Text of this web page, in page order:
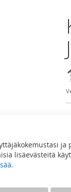
ja
lisäevästeitä